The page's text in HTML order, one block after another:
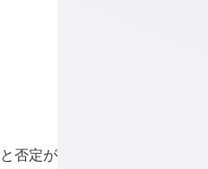
否定が